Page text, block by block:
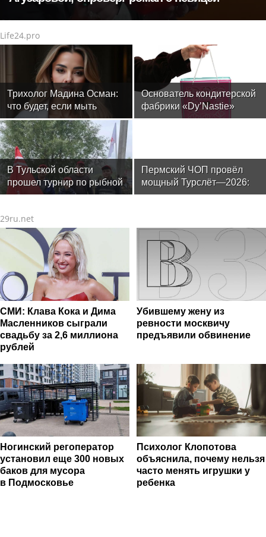
Life24.pro
Трихолог Мадина Осман:
что будет, если мыть
голову ежедневно
Основатель кондитерской
фабрики «Dy’Nastie»
Георгий Хачинян: как
маркетинг
В Тульской области
прошел турнир по рыбной
ловле среди команд
Пермский ЧОП провёл
мощный Турслёт—2026:
фото, результаты и
29ru.net
СМИ: Клава Кока и Дима
Масленников сыграли
свадьбу за 2,6 миллиона
рублей
Убившему жену из
ревности москвичу
предъявили обвинение
Ногинский регоператор
установил еще 300 новых
баков для мусора
в Подмосковье
Психолог Клопотова
объяснила, почему нельзя
часто менять игрушки у
ребенка